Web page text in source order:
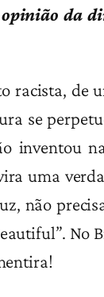
opinião da
racista, de
se
inventou
uma
não
No